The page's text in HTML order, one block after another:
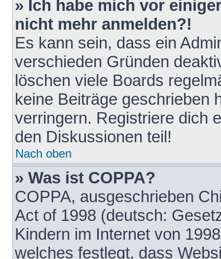
» Ich habe mich vor
nicht mehr anmelden?!
Es kann sein, dass ein
verschieden Gründen
löschen viele Boards
keine Beiträge geschrieben
verringern. Registriere dich
den Diskussionen teil!
Nach oben
» Was ist COPPA?
COPPA, ausgeschrieben
Act of 1998 (deutsch:
Kindern im Internet von
welches festlegt, dass